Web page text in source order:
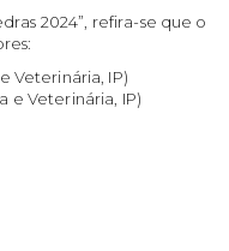
2024”, refira-se que o
Veterinária, IP)
e Veterinária, IP)